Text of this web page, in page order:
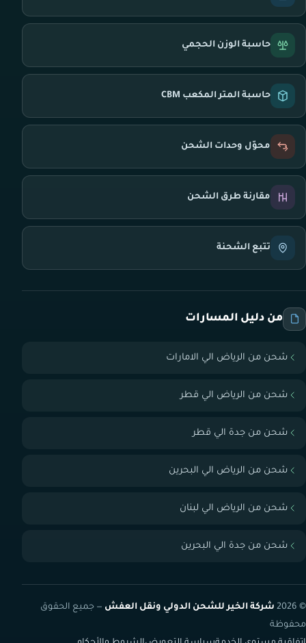
حاسبة الوزن الحجمي
حاسبة المتر المكعب CBM
محوّل وحدات الشحن
مقارنة طرق الشحن
تتبع الشحنة
من دليل المسارات
شحن من الرياض الي الامارات
شحن من الرياض الي قطر
شحن من جدة الي قطر
شحن من الرياض الي البحرين
شحن من الرياض الي لبنان
شحن من جدة الي البحرين
© 2026 شركة الخير للشحن الدولي ونقل العفش — جميع الحقوق
محفوظة